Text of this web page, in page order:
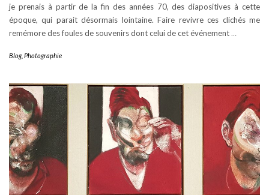
je prenais à partir de la fin des années 70, des diapositives à cette
époque, qui parait désormais lointaine. Faire revivre ces clichés me
remémore des foules de souvenirs dont celui de cet événement …
Blog, Photographie